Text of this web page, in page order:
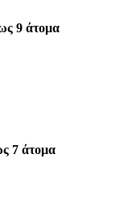
9 άτομα
7 άτομα